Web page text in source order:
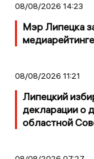
08/08/2026 14:23
Мэр Липецка
08/08/2026 11:21
Липецкий
декларации о
областной